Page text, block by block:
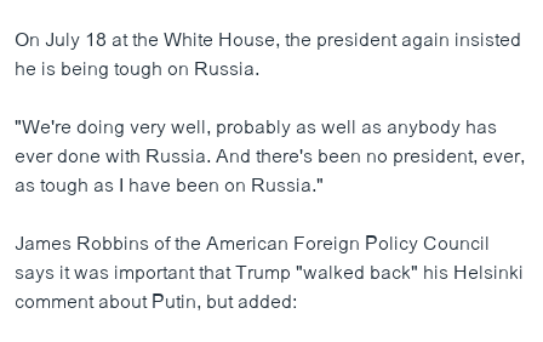
On July 18 at the White House, the president again insisted
he is being tough on Russia.
"We're doing very well, probably as well as anybody has
ever done with Russia. And there's been no president, ever,
as tough as I have been on Russia."
James Robbins of the American Foreign Policy Council
says it was important that Trump "walked back" his Helsinki
comment about Putin, but added: